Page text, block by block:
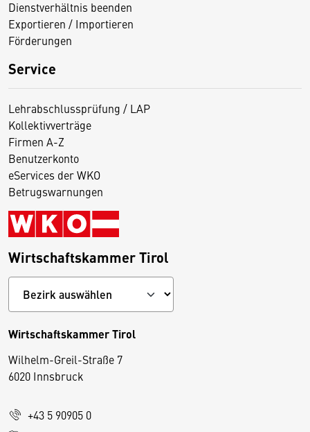
Dienstverhältnis beenden
Exportieren / Importieren
Förderungen
Service
Lehrabschlussprüfung / LAP
Kollektivverträge
Firmen A-Z
Benutzerkonto
eServices der WKO
Betrugswarnungen
Wirtschaftskammer Tirol
Wirtschaftskammer Tirol
Wilhelm-Greil-Straße 7
6020 Innsbruck
+43 5 90905 0
D
i
s